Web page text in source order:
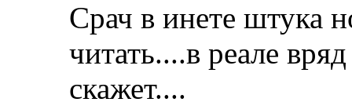
Срач в инете штука
читать....в реале
скажет....